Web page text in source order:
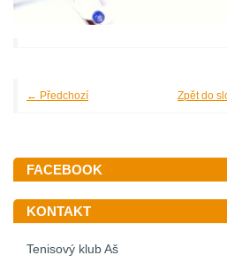
← Předchozí Zpět do
FACEBOOK
KONTAKT
Tenisový klub Aš